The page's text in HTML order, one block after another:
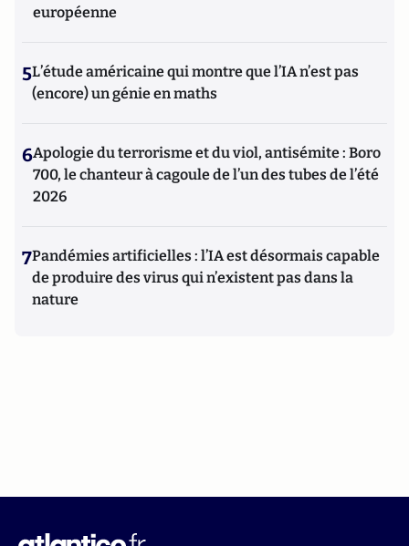
européenne
5L’étude américaine qui montre que l’IA n’est pas
(encore) un génie en maths
6Apologie du terrorisme et du viol, antisémite : Boro
700, le chanteur à cagoule de l’un des tubes de l’été
2026
7Pandémies artificielles : l’IA est désormais capable
de produire des virus qui n’existent pas dans la
nature